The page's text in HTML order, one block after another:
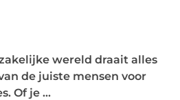
wereld draait alles
de juiste mensen voor
Of je ...